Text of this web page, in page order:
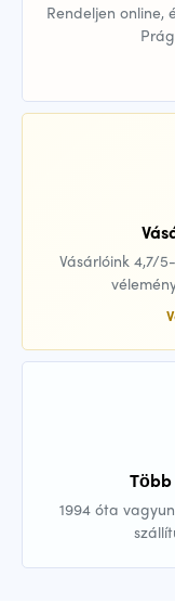
Rendeljen
Vásárlóink 4,7/
1994 óta